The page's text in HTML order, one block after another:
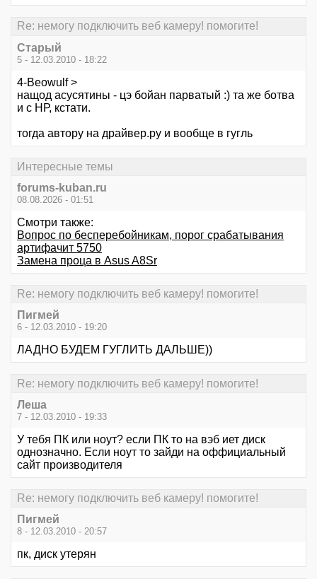
Re: немогу подключить веб камеру! помогите!
Старый
5 - 12.03.2010 - 18:22
4-Beowulf >
нащод асусятины - цэ бойан парватый :) та же ботва
и с НР, кстати.
тогда автору на драйвер.ру и вообще в гугль
Интересные темы
forums-kuban.ru
08.08.2026 - 01:51
Смотри также:
Вопрос по бесперебойникам, порог срабатывания
артифачит 5750
Замена проца в Asus A8Sr
Re: немогу подключить веб камеру! помогите!
Пигмей
6 - 12.03.2010 - 19:20
ЛАДНО БУДЕМ ГУГЛИТЬ ДАЛЬШЕ))
Re: немогу подключить веб камеру! помогите!
Леша
7 - 12.03.2010 - 19:33
У тебя ПК или ноут? если ПК то на вэб иет диск
однозначно. Если ноут то зайди на оффициальный
сайт производителя
Re: немогу подключить веб камеру! помогите!
Пигмей
8 - 12.03.2010 - 20:57
пк, диск утерян